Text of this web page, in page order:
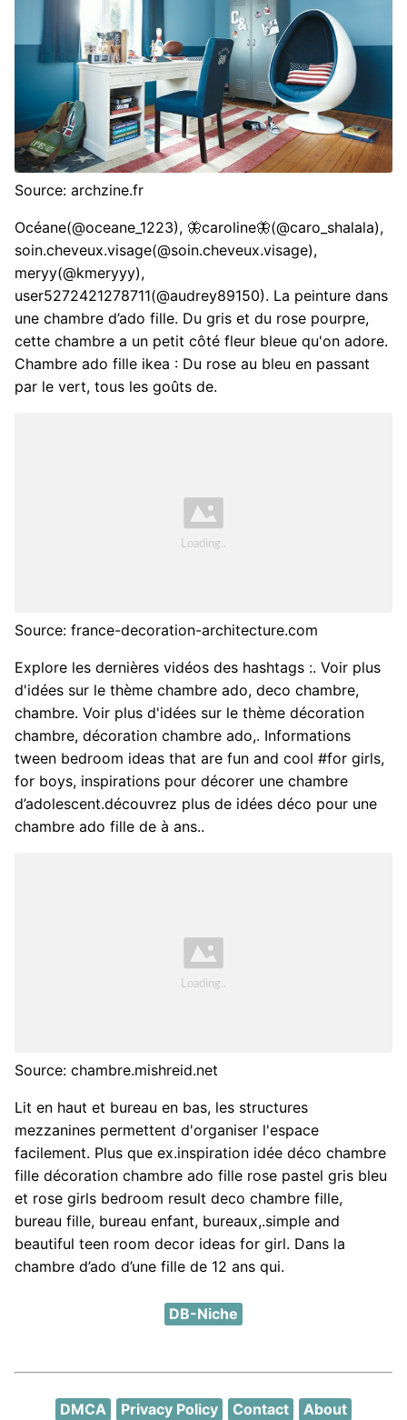
Source: archzine.fr
Océane(@oceane_1223), 🦋caroline🦋(@caro_shalala),
soin.cheveux.visage(@soin.cheveux.visage),
meryy(@kmeryyy),
user5272421278711(@audrey89150). La peinture dans
une chambre d’ado fille. Du gris et du rose pourpre,
cette chambre a un petit côté fleur bleue qu'on adore.
Chambre ado fille ikea : Du rose au bleu en passant
par le vert, tous les goûts de.
Source: france-decoration-architecture.com
Explore les dernières vidéos des hashtags :. Voir plus
d'idées sur le thème chambre ado, deco chambre,
chambre. Voir plus d'idées sur le thème décoration
chambre, décoration chambre ado,. Informations
tween bedroom ideas that are fun and cool #for girls,
for boys, inspirations pour décorer une chambre
d’adolescent.découvrez plus de idées déco pour une
chambre ado fille de à ans..
Source: chambre.mishreid.net
Lit en haut et bureau en bas, les structures
mezzanines permettent d'organiser l'espace
facilement. Plus que ex.inspiration idée déco chambre
fille décoration chambre ado fille rose pastel gris bleu
et rose girls bedroom result deco chambre fille,
bureau fille, bureau enfant, bureaux,.simple and
beautiful teen room decor ideas for girl. Dans la
chambre d’ado d’une fille de 12 ans qui.
DB-Niche
DMCA Privacy Policy Contact About